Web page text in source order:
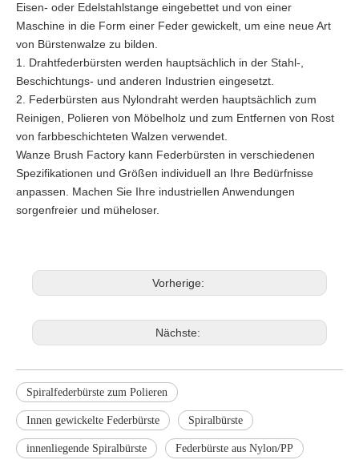
Eisen- oder Edelstahlstange eingebettet und von einer
Maschine in die Form einer Feder gewickelt, um eine neue Art
von Bürstenwalze zu bilden.
1. Drahtfederbürsten werden hauptsächlich in der Stahl-,
Beschichtungs- und anderen Industrien eingesetzt.
2. Federbürsten aus Nylondraht werden hauptsächlich zum
Reinigen, Polieren von Möbelholz und zum Entfernen von Rost
von farbbeschichteten Walzen verwendet.
Wanze Brush Factory kann Federbürsten in verschiedenen
Spezifikationen und Größen individuell an Ihre Bedürfnisse
anpassen. Machen Sie Ihre industriellen Anwendungen
sorgenfreier und müheloser.
Vorherige:
Nächste:
Spiralfederbürste zum Polieren
Innen gewickelte Federbürste Spiralbürste
innenliegende Spiralbürste Federbürste aus Nylon/PP